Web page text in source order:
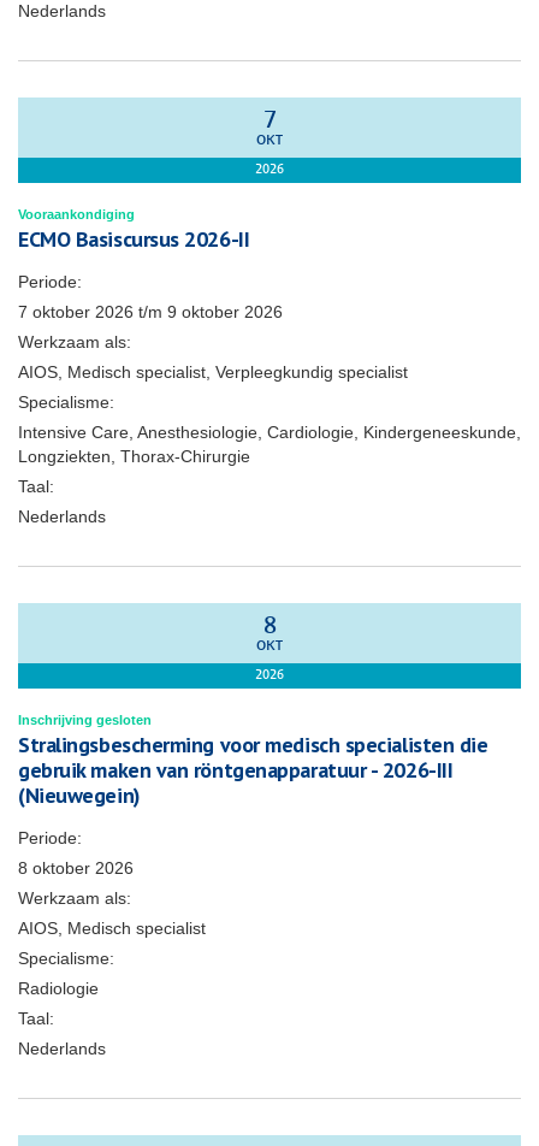
Nederlands
7
OKT
2026
Vooraankondiging
ECMO Basiscursus 2026-II
Periode:
7 oktober 2026 t/m 9 oktober 2026
Werkzaam als:
AIOS, Medisch specialist, Verpleegkundig specialist
Specialisme:
Intensive Care, Anesthesiologie, Cardiologie, Kindergeneeskunde,
Longziekten, Thorax-Chirurgie
Taal:
Nederlands
8
OKT
2026
Inschrijving gesloten
Stralingsbescherming voor medisch specialisten die
gebruik maken van röntgenapparatuur - 2026-III
(Nieuwegein)
Periode:
8 oktober 2026
Werkzaam als:
AIOS, Medisch specialist
Specialisme:
Radiologie
Taal:
Nederlands